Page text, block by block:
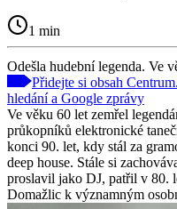
1 min
Odešla hudební legenda. Ve
Přidejte si obsah
hledání a Google zprávy
Ve věku 60 let zemřel
průkopníků elektronické
konci 90. let, kdy stál za
deep house. Stále si
proslavil jako DJ, patřil v 80.
Domažlic k významným